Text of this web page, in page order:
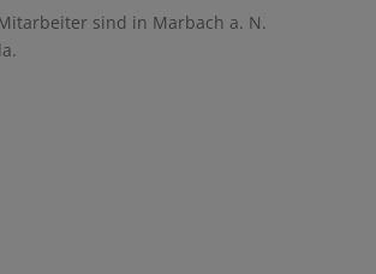
sind in Marbach a. N.